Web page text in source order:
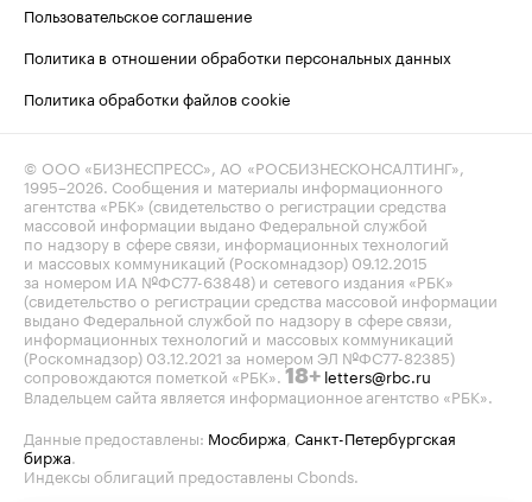
Пользовательское соглашение
Политика в отношении обработки персональных данных
Политика обработки файлов cookie
© ООО «БИЗНЕСПРЕСС», АО «РОСБИЗНЕСКОНСАЛТИНГ»,
1995–2026 . Сообщения и материалы информационного
агентства «РБК» (свидетельство о регистрации средства
массовой информации выдано Федеральной службой
по надзору в сфере связи, информационных технологий
и массовых коммуникаций (Роскомнадзор) 09.12.2015
за номером ИА №ФС77-63848) и сетевого издания «РБК»
(свидетельство о регистрации средства массовой информации
выдано Федеральной службой по надзору в сфере связи,
информационных технологий и массовых коммуникаций
(Роскомнадзор) 03.12.2021 за номером ЭЛ №ФС77-82385)
сопровождаются пометкой «РБК». 18+ letters@rbc.ru
Владельцем сайта является информационное агентство «РБК».
Данные предоставлены: Мосбиржа Санкт-Петербургская
биржа
Индексы облигаций предоставлены Cbonds.